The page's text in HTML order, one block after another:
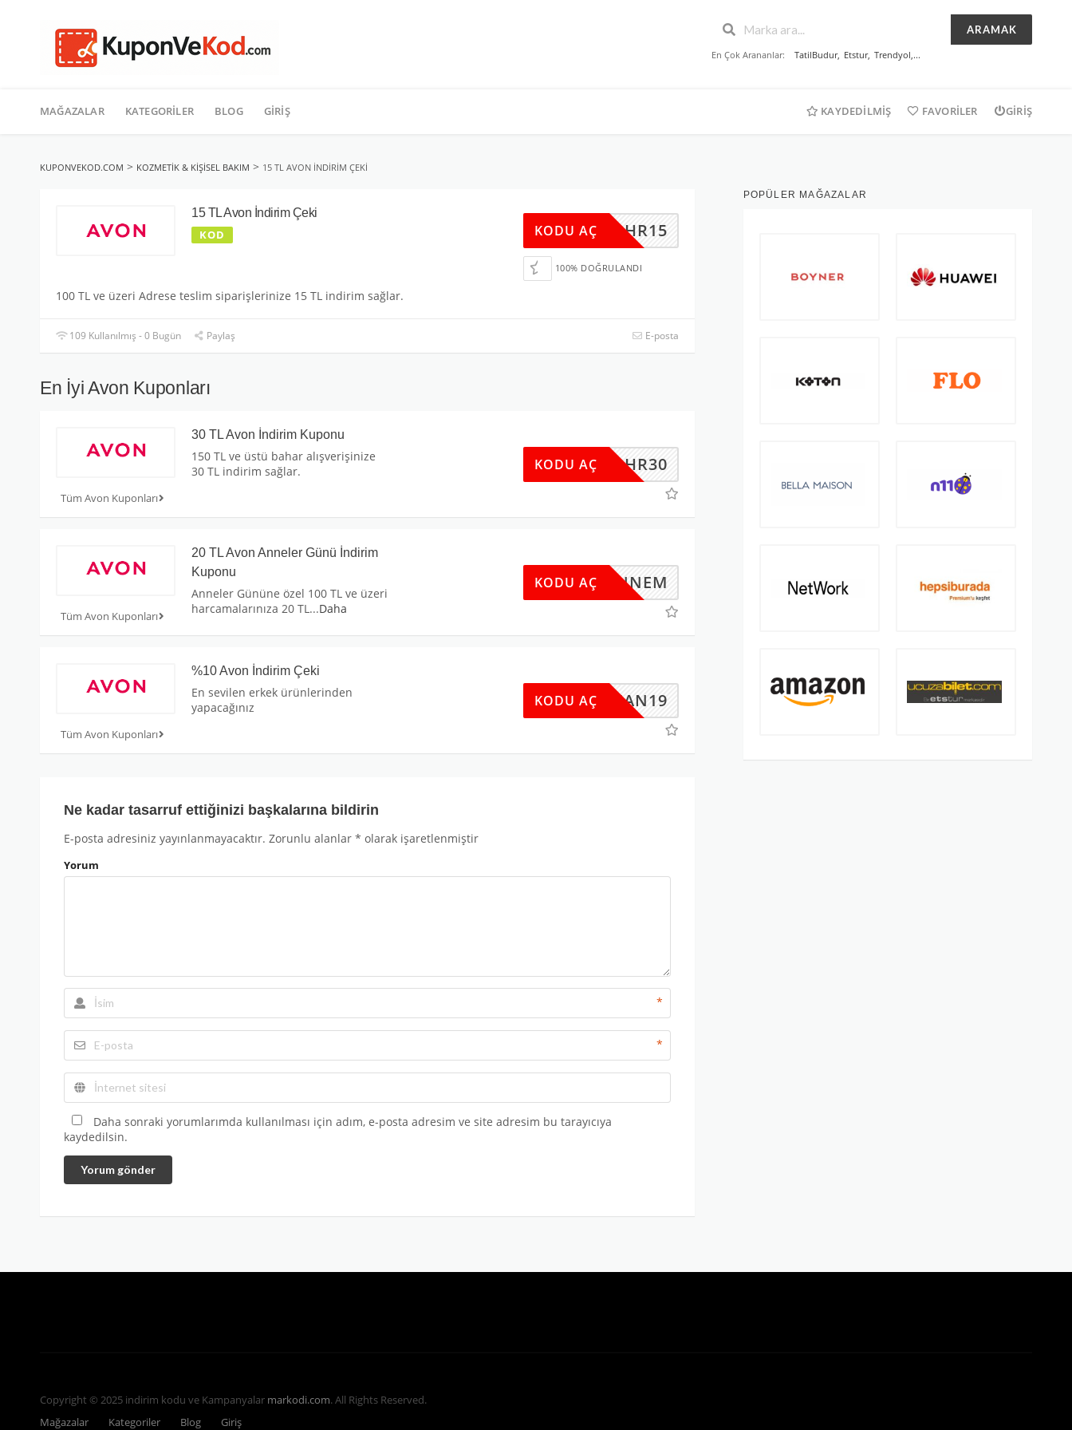
ARAMAK
En Çok Arananlar: TatilBudur, Etstur, Trendyol,...
geç
MAĞAZALAR KATEGORILER BLOG GIRIŞ KAYDEDILMIŞ FAVORILER GIRIŞ
KUPONVEKOD.COM > KOZMETIK & KIŞISEL BAKIM > 15 TL AVON İNDIRIM ÇEKI
15 TL Avon İndirim Çeki
KOD BHR15
KODU AÇ
100% DOĞRULANDI
100 TL ve üzeri Adrese teslim siparişlerinize 15 TL indirim sağlar.
109 Kullanılmış - 0 Bugün Paylaş E-posta
En İyi Avon Kuponları
Tüm Avon Kuponları
30 TL Avon İndirim Kuponu
150 TL ve üstü bahar alışverişinize
30 TL indirim sağlar.
BHR30
KODU AÇ
Tüm Avon Kuponları
20 TL Avon Anneler Günü İndirim
Kuponu
Anneler Gününe özel 100 TL ve üzeri
harcamalarınıza 20 TL...Daha
ANNEM
KODU AÇ
Tüm Avon Kuponları
%10 Avon İndirim Çeki
En sevilen erkek ürünlerinden
yapacağınız
MAN19
KODU AÇ
Ne kadar tasarruf ettiğinizi başkalarına bildirin
E-posta adresiniz yayınlanmayacaktır. Zorunlu alanlar * olarak işaretlenmiştir
Yorum
*
*
Daha sonraki yorumlarımda kullanılması için adım, e-posta adresim ve site adresim bu tarayıcıya
kaydedilsin.
Yorum gönder
POPÜLER MAĞAZALAR
Copyright © 2025 indirim kodu ve Kampanyalar markodi.com. All Rights Reserved.
Mağazalar
Kategoriler Blog Giriş